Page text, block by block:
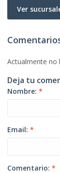
Ver
Actualmente no
Deja tu
Nombre: *
Email: *
Comentario: *